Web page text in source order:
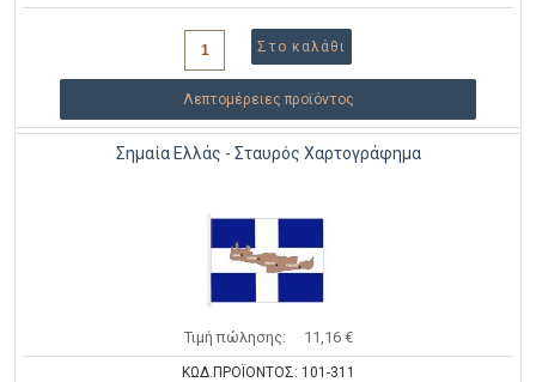
Λεπτομέρειες προϊόντος
Σημαία Ελλάς - Σταυρός Χαρτογράφημα
Τιμή πώλησης: 11,16 €
ΚΩΔ.ΠΡΟΪΟΝΤΟΣ: 101-311